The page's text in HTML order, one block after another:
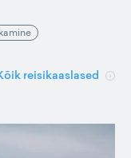
reisikaaslased